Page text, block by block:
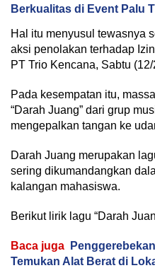
Berkualitas di Event Palu
Hal itu menyusul tewasnya
aksi penolakan terhadap
PT Trio Kencana, Sabtu
Pada kesempatan itu,
“Darah Juang” dari grup
mengepalkan tangan ke
Darah Juang merupakan
sering dikumandangkan
kalangan mahasiswa.
Berikut lirik lagu “Darah
Baca juga
Temukan Alat Berat di